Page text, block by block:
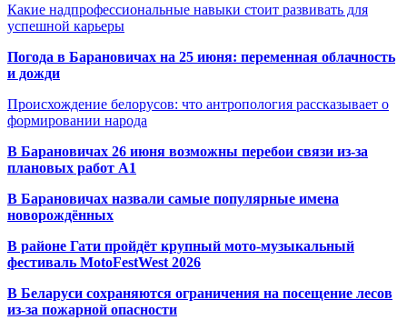
Какие надпрофессиональные навыки стоит развивать для
успешной карьеры
Погода в Барановичах на 25 июня: переменная облачность
и дожди
Происхождение белорусов: что антропология рассказывает о
формировании народа
В Барановичах 26 июня возможны перебои связи из-за
плановых работ A1
В Барановичах назвали самые популярные имена
новорождённых
В районе Гати пройдёт крупный мото-музыкальный
фестиваль MotoFestWest 2026
В Беларуси сохраняются ограничения на посещение лесов
из-за пожарной опасности